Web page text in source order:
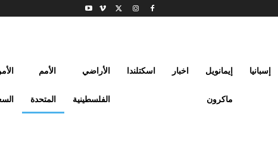
إسبانيا إيمانويل
ماكرون
اخبار اسكتلندا الأراضي
الفلسطينية
الأمم
المتحدة